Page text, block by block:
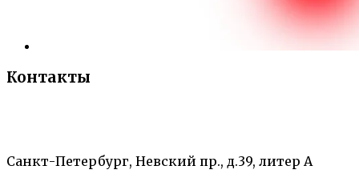
Контакты
Санкт-Петербург, Невский пр., д.39, литер А